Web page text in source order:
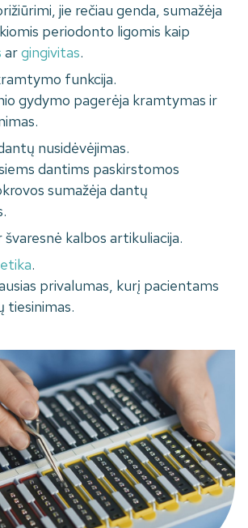
jie rečiau genda, sumažėja
periodonto ligomis kaip
argingivitas.
funkcija.
gydymo pagerėja kramtymas ir
nusidėvėjimas.
dantims paskirstomos
sumažėja dantų
švaresnė kalbos artikuliacija.
.
privalumas, kurį pacientams
tiesinimas.